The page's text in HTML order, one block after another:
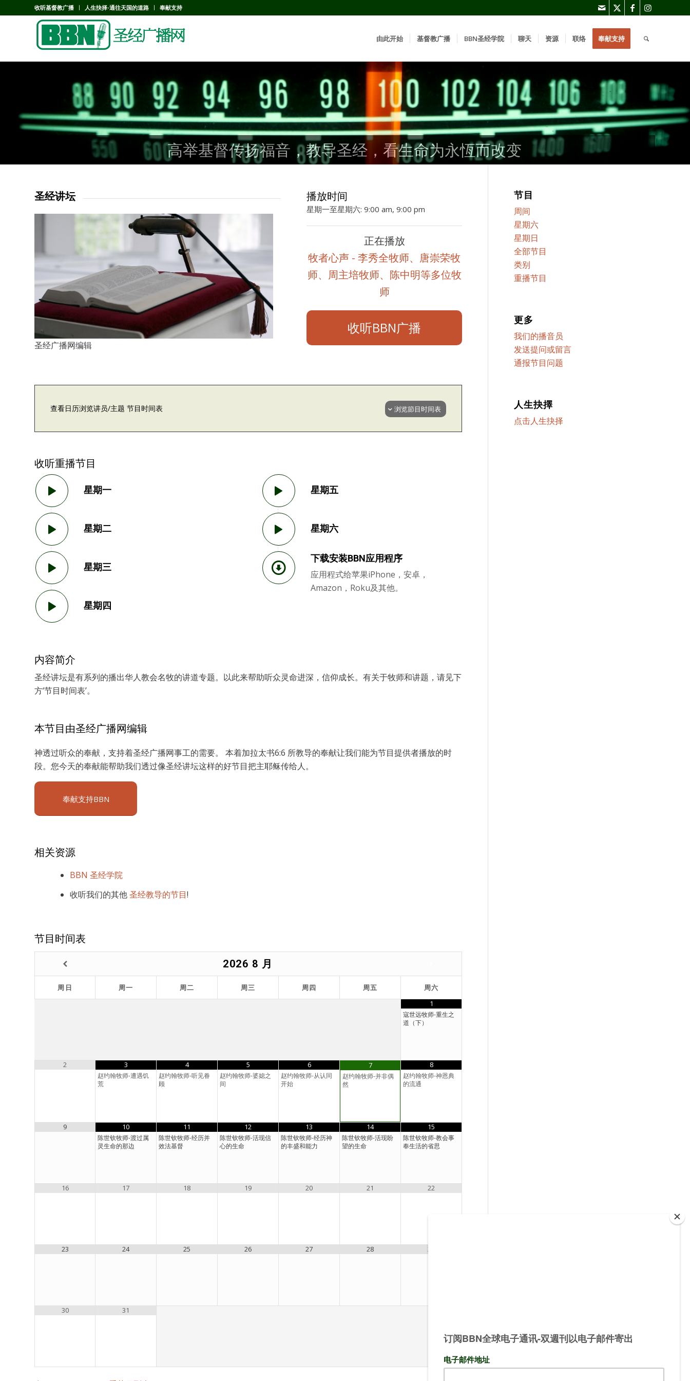
收听基督教广播 人生抉择-通往天国的道路 奉献支持
由此开始 基督教广播 BBN圣经学院 聊天 资源 联络 奉献支持
高举基督传扬福音，教导圣经，看生命为永恆而改变
高举基督传扬福音，教导圣经，看生命为永恆而改变
高举基督传扬福音，教导圣经，看生命为永恆而改变
圣经讲坛
圣经广播网编辑
播放时间
星期一至星期六: 9:00 am, 9:00 pm
正在播放
牧者心声 - 李秀全牧师、唐崇荣牧
师、周主培牧师、陈中明等多位牧
师
收听BBN广播
查看日历浏览讲员/主题 节目时间表 浏览節目时间表
收听重播节目
星期一
星期二
星期三
星期四
星期五
星期六
下载安装BBN应用程序
应用程式给苹果iPhone，安卓，
Amazon，Roku及其他。
内容简介
圣经讲坛是有系列的播出华人教会名牧的讲道专题。以此来帮助听众灵命进深，信仰成长。有关于牧师和讲题，请见下
方‘节目时间表’。
本节目由圣经广播网编辑
神透过听众的奉献，支持着圣经广播网事工的需要。 本着加拉太书6:6 所教导的奉献让我们能为节目提供者播放的时
段。您今天的奉献能帮助我们透过像圣经讲坛这样的好节目把主耶稣传给人。
奉献支持BBN
相关资源
BBN 圣经学院
收听我们的其他圣经教导的节目!
节目时间表
2026 8 月
周日 周一 周二 周三 周四 周五
周六
1
寇世远牧师-重生之
道（下）
2 3
赵约翰牧师-遭遇饥
荒
4
赵约翰牧师-听见眷
顾
5
赵约翰牧师-婆媳之
间
6
赵约翰牧师-从认同
开始
7
赵约翰牧师-并非偶
然
8
赵约翰牧师-神恩典
的流通
9 10
陈世钦牧师-渡过属
灵生命的那边
11
陈世钦牧师-经历并
效法基督
12
陈世钦牧师-活现信
心的生命
13
陈世钦牧师-经历神
的丰盛和能力
14
陈世钦牧师-活现盼
望的生命
15
陈世钦牧师-教会事
奉生活的省思
16 17 18 19 20 21 22
23 24 25 26 27 28 29
30 31
节目
周间
星期六
星期日
全部节目
类别
重播节目
更多
我们的播音员
发送提问或留言
通报节目问题
人生抉擇
点击人生抉择